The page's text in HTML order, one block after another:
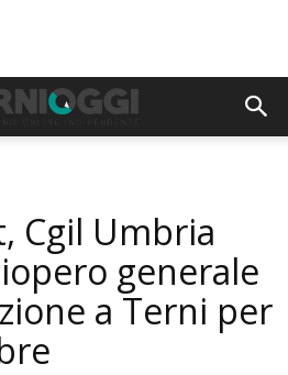
Cgil Umbria
generale
a Terni per